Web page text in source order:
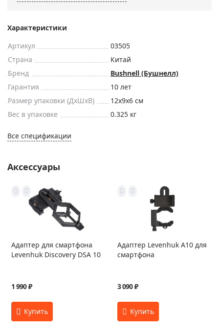
Характеристики
Артикул
03505
Страна
Китай
Бренд
Bushnell (Бушнелл)
Гарантия
10 лет
Размер упаковки (ДxШxВ)
12x9x6 см
Вес в упаковке
0.325 кг
Все спецификации
Аксессуары
Адаптер для смартфона
Levenhuk Discovery DSA 10
1 990 ₽
Адаптер Levenhuk A10 для
смартфона
3 090 ₽